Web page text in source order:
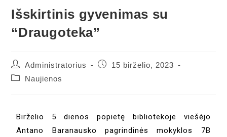
Išskirtinis gyvenimas su
“Draugoteka”
Administratorius
15 birželio, 2023
Naujienos
Birželio 5 dienos popietę bibliotekoje viešėjo
Antano Baranausko pagrindinės mokyklos 7B